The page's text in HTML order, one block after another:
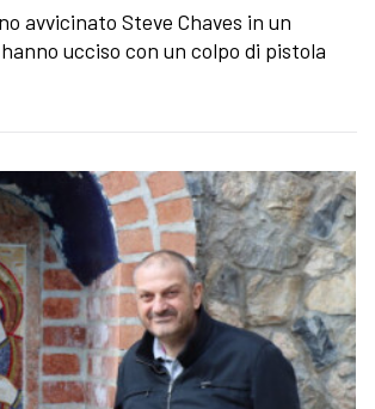
avvicinato Steve Chaves in un
ucciso con un colpo di pistola